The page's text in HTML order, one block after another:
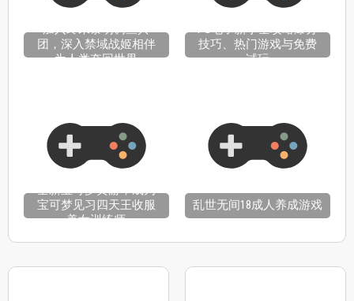
加入终末黎明调查兵
团，深入禁域战姬相伴
为人类夺回世界
PG电子新手全攻略爆分
技巧、热门游戏与免费
试玩
全新宝可梦黄游，成为
宝可梦见习四天王收服
美女训练师
乱世无间18成人养成游戏